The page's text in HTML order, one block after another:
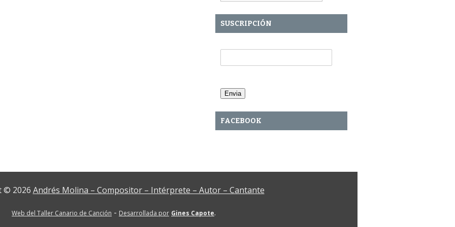
SUSCRIPCIÓN
FACEBOOK
© 2026 Andrés Molina – Compositor – Intérprete – Autor – Cantante
Web del Taller Canario de Canción - Desarrollada por Gines Capote.